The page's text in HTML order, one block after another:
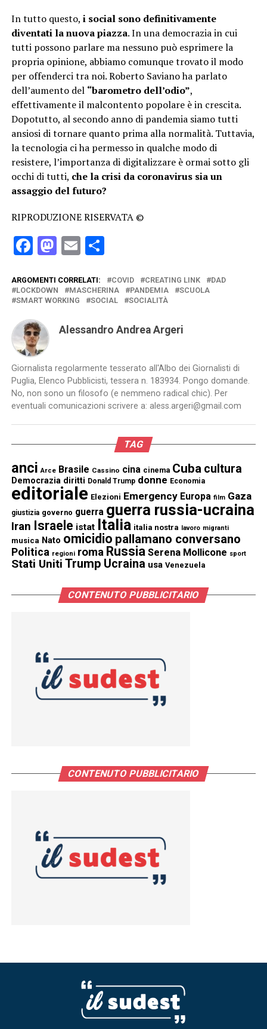
In tutto questo, i social sono definitivamente
diventati la nuova piazza. In una democrazia in cui
tutti possono parlare ma nessuno può esprimere la
propria opinione, abbiamo comunque trovato il modo
per offenderci tra noi. Roberto Saviano ha parlato
dell’aumento del “barometro dell’odio”,
effettivamente il malcontento popolare è in crescita.
Dopotutto, al secondo anno di pandemia siamo tutti
ansiosi di tornare quanto prima alla normalità. Tuttavia,
la tecnologia ci ha permesso in qualche modo di
resistere, l’importanza di digitalizzare è ormai sotto gli
occhi di tutti, che la crisi da coronavirus sia un
assaggio del futuro?
RIPRODUZIONE RISERVATA ©
Facebook
Mastodon
EmailCondividi
ARGOMENTI CORRELATI: COVID CREATING LINK
DAD
LOCKDOWN
MASCHERINA PANDEMIA
SCUOLA
SMART WORKING
SOCIAL SOCIALITÀ
Alessandro Andrea Argeri
Giornalista regolarmente tesserato all'Albo dei Giornalisti di
Puglia, Elenco Pubblicisti, tessera n. 183934. Pongo domande.
No, non sono un filosofo (e nemmeno radical chic). Per
eventuali comunicazioni scrivere a: aless.argeri@gmail.com
TAG
anci Arce Brasile Cassino cina cinema Cuba cultura
Democrazia diritti Donald Trump donne Economia
editoriale Elezioni Emergency Europa film Gaza
giustizia governo guerra guerra russia-ucraina
Iran Israele istat Italia italia nostra lavoro migranti
musica Nato omicidio pallamano conversano
Politica regioni roma Russia Serena Mollicone sport
Stati Uniti Trump Ucraina usa Venezuela
CONTENUTO PUBBLICITARIO
CONTENUTO PUBBLICITARIO